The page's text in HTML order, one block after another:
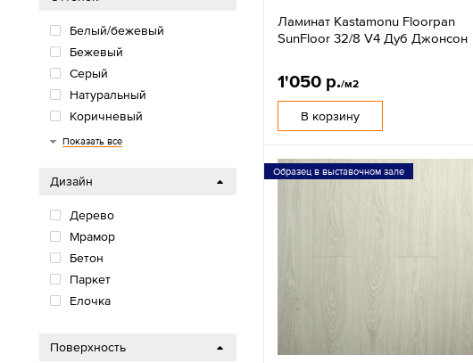
Ламинат Kastamonu Floorpan
SunFloor 32/8 V4 Дуб Джонсон
1'050 р./м2
В корзину
Образец в выставочном зале
Белый/бежевый
Бежевый
Серый
Натуральный
Коричневый
Черный
Показать все
Дизайн
Дерево
Мрамор
Бетон
Паркет
Елочка
Поверхность